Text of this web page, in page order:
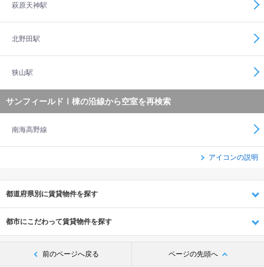
萩原天神駅
北野田駅
狭山駅
サンフィールドⅠ棟の沿線から空室を再検索
南海高野線
アイコンの説明
都道府県別に賃貸物件を探す
都市にこだわって賃貸物件を探す
前のページへ戻る ページの先頭へ